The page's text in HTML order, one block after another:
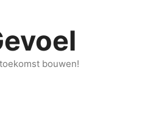
bouwen!